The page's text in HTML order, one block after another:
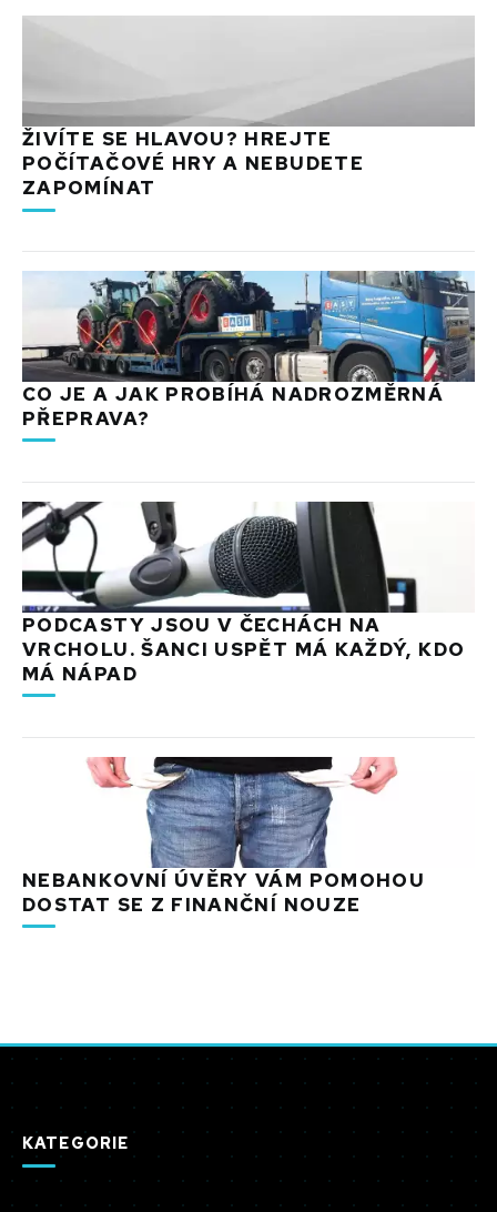
ŽIVÍTE SE HLAVOU? HREJTE
POČÍTAČOVÉ HRY A NEBUDETE
ZAPOMÍNAT
CO JE A JAK PROBÍHÁ NADROZMĚRNÁ
PŘEPRAVA?
PODCASTY JSOU V ČECHÁCH NA
VRCHOLU. ŠANCI USPĚT MÁ KAŽDÝ, KDO
MÁ NÁPAD
NEBANKOVNÍ ÚVĚRY VÁM POMOHOU
DOSTAT SE Z FINANČNÍ NOUZE
KATEGORIE